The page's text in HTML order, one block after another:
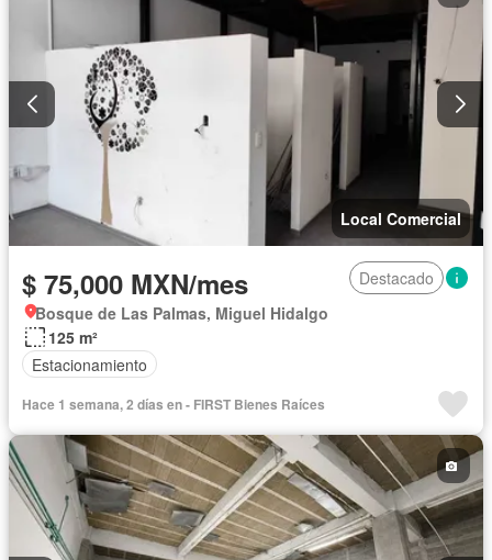
Local Comercial
$ 75,000 MXN/mes
Destacado
Bosque de Las Palmas, Miguel Hidalgo
125 m²
Estacionamiento
Hace 1 semana, 2 días en - FIRST Bienes Raíces